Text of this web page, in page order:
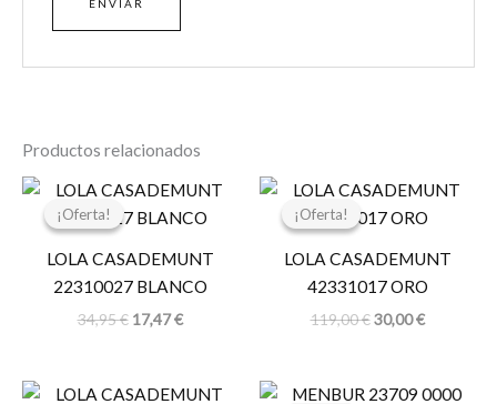
Productos relacionados
¡Oferta!
¡Oferta!
LOLA CASADEMUNT
22310027 BLANCO
34,95€
El
original
34,95 €.
17,47€
El
actual
17,47 €.
¡Oferta!
¡Oferta!
LOLA CASADEMUNT
42331017 ORO
119,00€
El
original
119,00 €.
30,00€
El
actual
30,00 €.
El
El